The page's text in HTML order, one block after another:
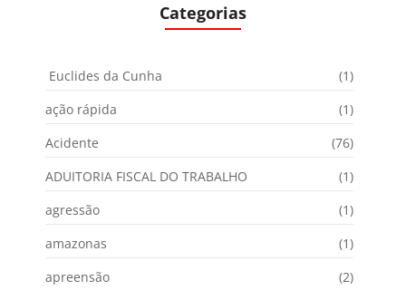
Categorias
Euclides da Cunha
(1)
ação rápida
(1)
Acidente
(76)
ADUITORIA FISCAL DO TRABALHO
(1)
agressão
(1)
amazonas
(1)
apreensão
(2)